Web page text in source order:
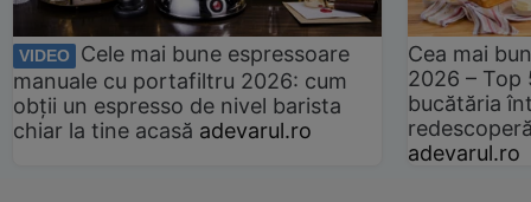
VIDEO
Cele mai bune espressoare
manuale cu portafiltru 2026: cum
obții un espresso de nivel barista
chiar la tine acasă adevarul.ro
Cea mai
2026 –
bucătăria
adevarul.ro